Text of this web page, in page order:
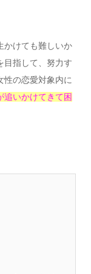
かけても難しいか
目指して、努力す
性の恋愛対象内に
追いかけてきて困